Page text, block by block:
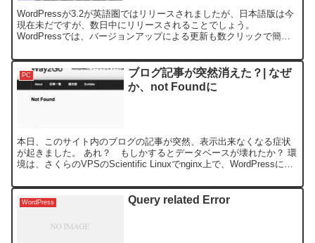
WordPressが3.2が英語圏ではリリースされましたが、日本語版は今
現在未だですが、数日中にリリースされることでしょう。
WordPressでは、バージョンアップによる更新も数クリックで簡単
PC
ブログ記事が突然消えた？| なぜ
か、not Foundに
本日、このサイト内のブログの記事が突然、表示出来なくなる症状
が起きました。 あれ？ もしかするとデータベースが壊れたか？ 環
境は、さくらのVPSのScientific Linuxでnginx上で、WordPressにて
WordPress Query related Error